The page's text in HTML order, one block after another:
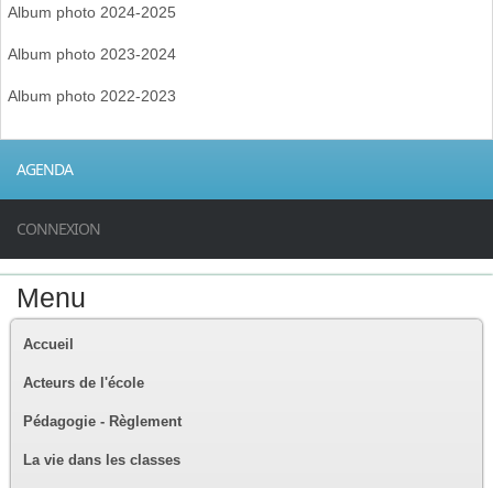
Album photo 2024-2025
Album photo 2023-2024
Album photo 2022-2023
AGENDA
CONNEXION
Menu
Accueil
Acteurs de l'école
Pédagogie - Règlement
La vie dans les classes